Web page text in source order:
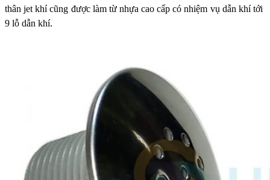
thân jet khí cũng được làm từ nhựa cao cấp có nhiệm vụ dẫn khí tới
9 lỗ dẫn khí.